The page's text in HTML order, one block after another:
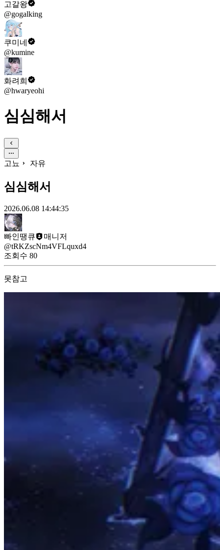
고갈왕
@gogalking
쿠미네
@kumine
화려희
@hwaryeohi
심심해서
고뇨 자유
심심해서
2026.06.08 14:44:35
빠인땡큐
매니저
@tRKZscNm4VFLquxd4
조회수 80
못참고